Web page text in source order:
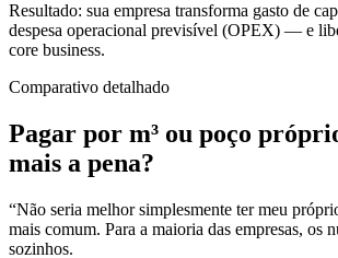
Resultado: sua empresa transforma gasto de
despesa operacional previsível (OPEX) — e
core business.
Comparativo detalhado
Pagar por m³ ou poço
mais a pena?
“Não seria melhor simplesmente ter meu
mais comum. Para a maioria das empresas, os
sozinhos.